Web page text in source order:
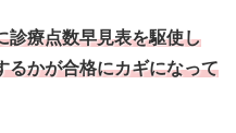
診療点数早見表を駆使し
るかが合格にカギになって